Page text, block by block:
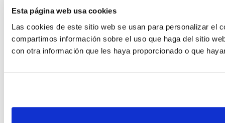
Esta página web usa cookies
Las cookies de este sitio web se usan para personalizar el
compartimos información sobre el uso que haga del sitio
con otra información que les haya proporcionado o que